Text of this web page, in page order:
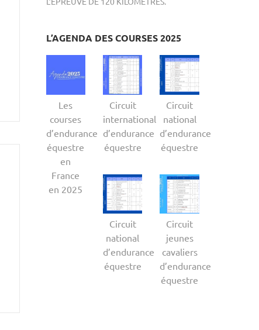
L’AGENDA DES COURSES 2025
Les
courses
d’endurance
équestre
en
France
en 2025
Circuit
international
d’endurance
équestre
Circuit
national
d’endurance
équestre
Circuit
national
d’endurance
équestre
Circuit
jeunes
cavaliers
d’endurance
équestre